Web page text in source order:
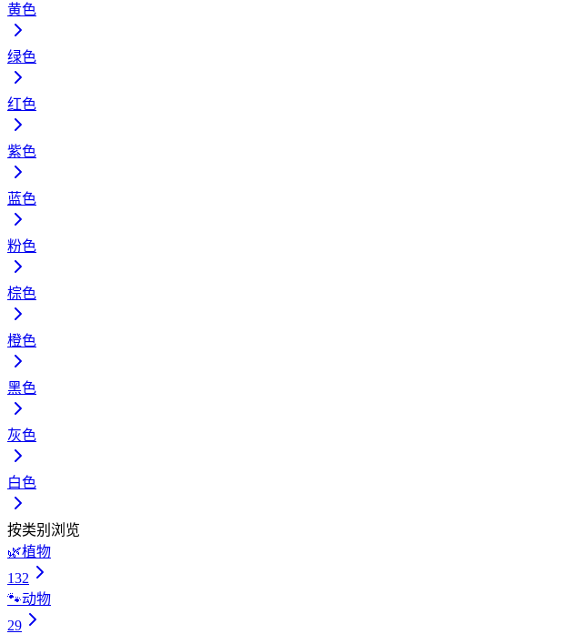
黄色
绿色
红色
紫色
蓝色
粉色
棕色
橙色
黑色
灰色
白色
按类别浏览
🌿植物
132
🐾动物
29